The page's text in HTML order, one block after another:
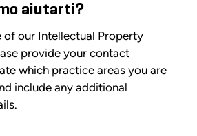
aiutarti?
of our Intellectual Property
provide your contact
which practice areas you are
include any additional